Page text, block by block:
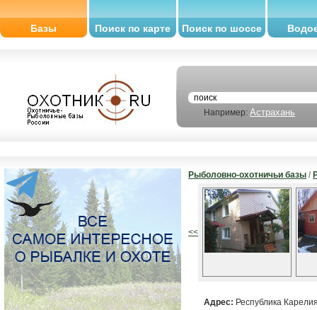
Базы Поиск по карте Поиск по шоссе
Например: Астрахань
Рыболовно-охотничьи базы /
<<
Адрес: Республика